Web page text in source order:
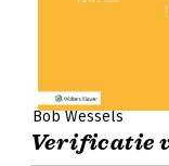
Bob Wessels
Verificatie